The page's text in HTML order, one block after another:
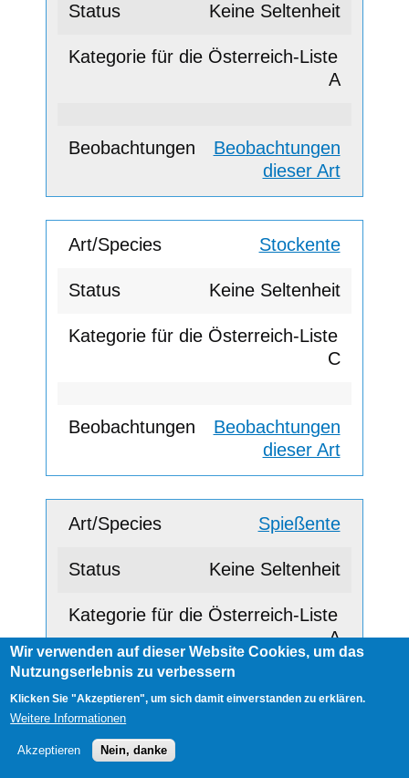
Keine Seltenheit
A
Beobachtungen
dieser Art
Stockente
Keine Seltenheit
C
Beobachtungen
dieser Art
Spießente
Keine Seltenheit
A
Beobachtungen
Wir verwenden auf dieser Website Cookies, um das
Nutzungserlebnis zu verbessern
Klicken Sie "Akzeptieren", um sich damit einverstanden zu erklären.
Weitere Informationen
Akzeptieren Nein, danke